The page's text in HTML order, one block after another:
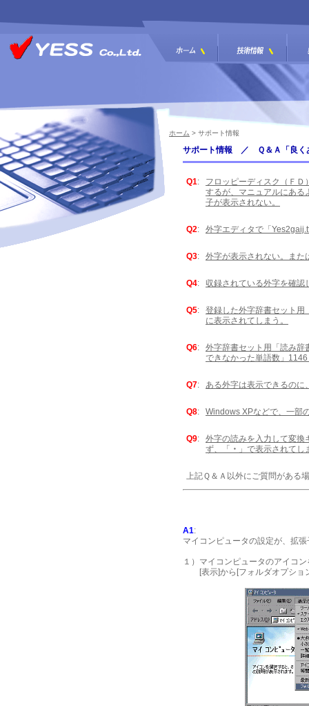
ホーム > サポート情報
サポート情報 ／ Ｑ＆Ａ「良く
Q1:
フロッピーディスク（Ｆ
するが、マニュアルにある
子が表示されない。
Q2: 外字エディタで「
Q3: 外字が表示されない。また
Q4: 収録されている外字を確認
Q5:
登録した外字辞書セット用
に表示されてしまう。
Q6:
外字辞書セット用「読み辞
できなかった単語数」
Q7: ある外字は表示できるのに
Q8: Windows XPなどで、一部
Q9:
外字の読みを入力して変換
ず、「
・ 」で表示されてし
上記Ｑ＆Ａ以外にご質問がある
A1:
マイコンピュータの設定が、拡
１）マイコンピュータのアイコ
[表示]から[フォルダオプショ